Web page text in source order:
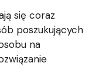
się coraz
poszukujących
na